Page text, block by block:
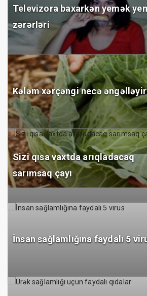
Televizora baxarkən yemək
zərərləri
Kələm xərçəngi necə
Sizi qısa vaxtda arıqladacaq
sarımsaq çayı
İnsan sağlamlığına faydalı 5